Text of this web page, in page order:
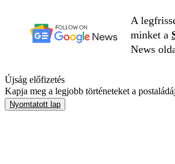
A
minket a
News
Újság előfizetés
Kapja meg a legjobb történeteket a
Nyomtatott lap